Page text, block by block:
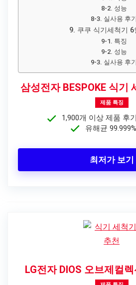
8-2. 성능
8-3. 실사용 후기
9. 쿠쿠 식기세척기 6
9-1. 특징
9-2. 성능
9-3. 실사용 후기
삼성전자 BESPOKE 식기
제품 특징
1,900개 이상 제품 후
유해균
최저가 보기
LG전자 DIOS 오브제컬